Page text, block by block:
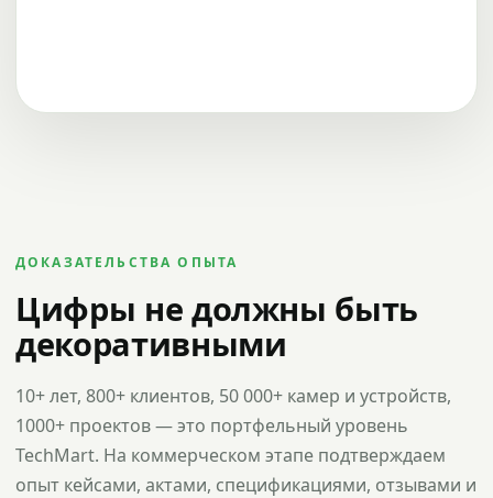
ДОКАЗАТЕЛЬСТВА ОПЫТА
Цифры не должны быть
декоративными
10+ лет, 800+ клиентов, 50 000+ камер и устройств,
1000+ проектов — это портфельный уровень
TechMart. На коммерческом этапе подтверждаем
опыт кейсами, актами, спецификациями, отзывами и